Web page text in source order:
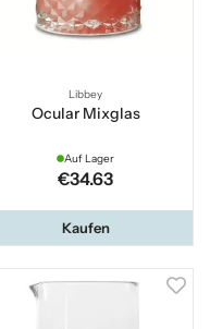
Libbey
Ocular Mixglas
Auf Lager
€34.63
Kaufen